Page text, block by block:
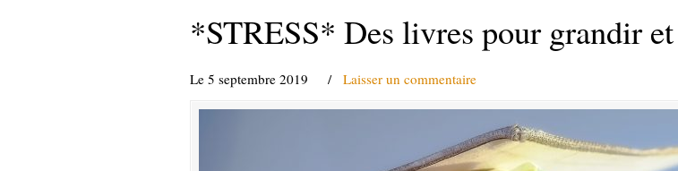
*STRESS* Des livres pour grandir
Le 5 septembre 2019 / Laisser un commentaire